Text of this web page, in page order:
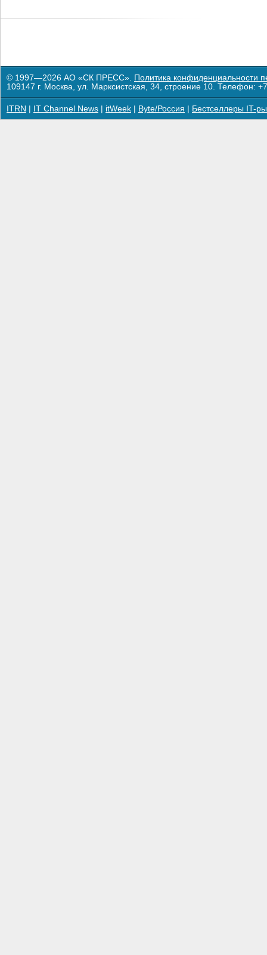
© 1997—2026 АО «СК ПРЕСС». Политика конфиденциальности
109147 г. Москва, ул. Марксистская, 34, строение 10. Телефон:
ITRN IT Channel News itWeek Byte/Россия Бестселлеры IT-